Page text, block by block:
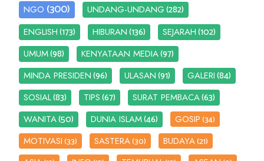
NGO (300) UNDANG-UNDANG(282)
ENGLISH(173) HIBURAN(136) SEJARAH(102)
UMUM(98) KENYATAAN MEDIA(97)
MINDA PRESIDEN(96) ULASAN(91) GALERI(84)
SOSIAL(83) TIPS(67) SURAT PEMBACA(63)
WANITA(50) DUNIA ISLAM(46) GOSIP(34)
MOTIVASI(33) SASTERA(30) BUDAYA(21)